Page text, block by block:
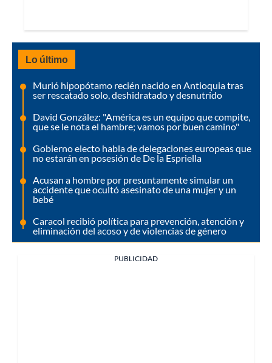
Lo último
Murió hipopótamo recién nacido en Antioquia tras
ser rescatado solo, deshidratado y desnutrido
David González: "América es un equipo que compite,
que se le nota el hambre; vamos por buen camino"
Gobierno electo habla de delegaciones europeas que
no estarán en posesión de De la Espriella
Acusan a hombre por presuntamente simular un
accidente que ocultó asesinato de una mujer y un
bebé
Caracol recibió política para prevención, atención y
eliminación del acoso y de violencias de género
PUBLICIDAD